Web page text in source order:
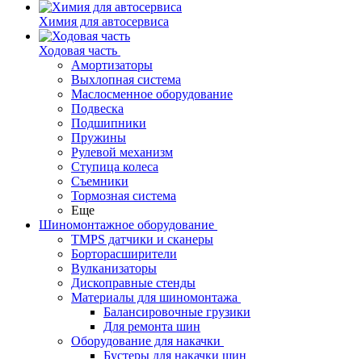
Химия для автосервиса
Ходовая часть
Амортизаторы
Выхлопная система
Маслосменное оборудование
Подвеска
Подшипники
Пружины
Рулевой механизм
Ступица колеса
Съемники
Тормозная система
Еще
Шиномонтажное оборудование
TMPS датчики и сканеры
Борторасширители
Вулканизаторы
Дископравные стенды
Материалы для шиномонтажа
Балансировочные грузики
Для ремонта шин
Оборудование для накачки
Бустеры для накачки шин